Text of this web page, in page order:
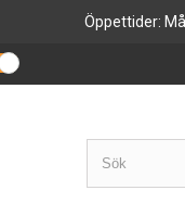
Öppettider: